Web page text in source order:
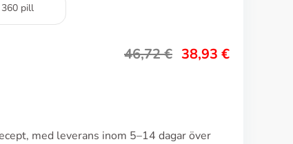
360 pill
46,72€ 38,93 €
med leverans inom 5–14 dagar över